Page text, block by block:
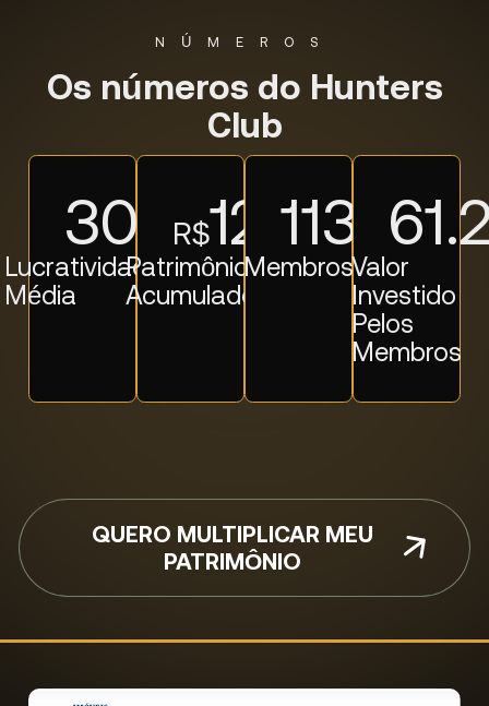
NÚMEROS
Os números do Hunters
Club
Lucratividade
Média
30 %
Patrimônio
Acumulado
R$126.5M+
Membros
113
Valor
Investido
Pelos
Membros
QUERO MULTIPLICAR MEU
PATRIMÔNIO